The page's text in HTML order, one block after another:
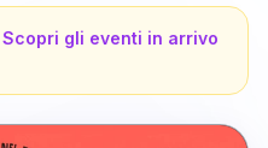
Scopri gli eventi in arrivo